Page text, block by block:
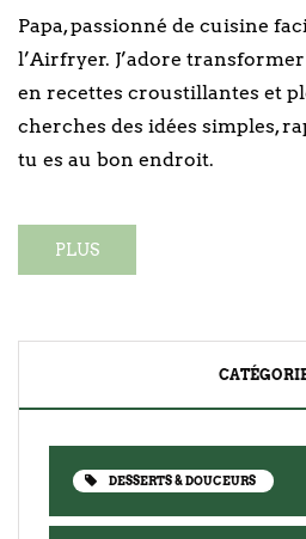
Papa, passionné de cuisine
l’Airfryer. J’adore
en recettes croustillantes et
cherches des idées simples,
tu es au bon endroit.
PLUS
DESSERTS & DOUCEURS